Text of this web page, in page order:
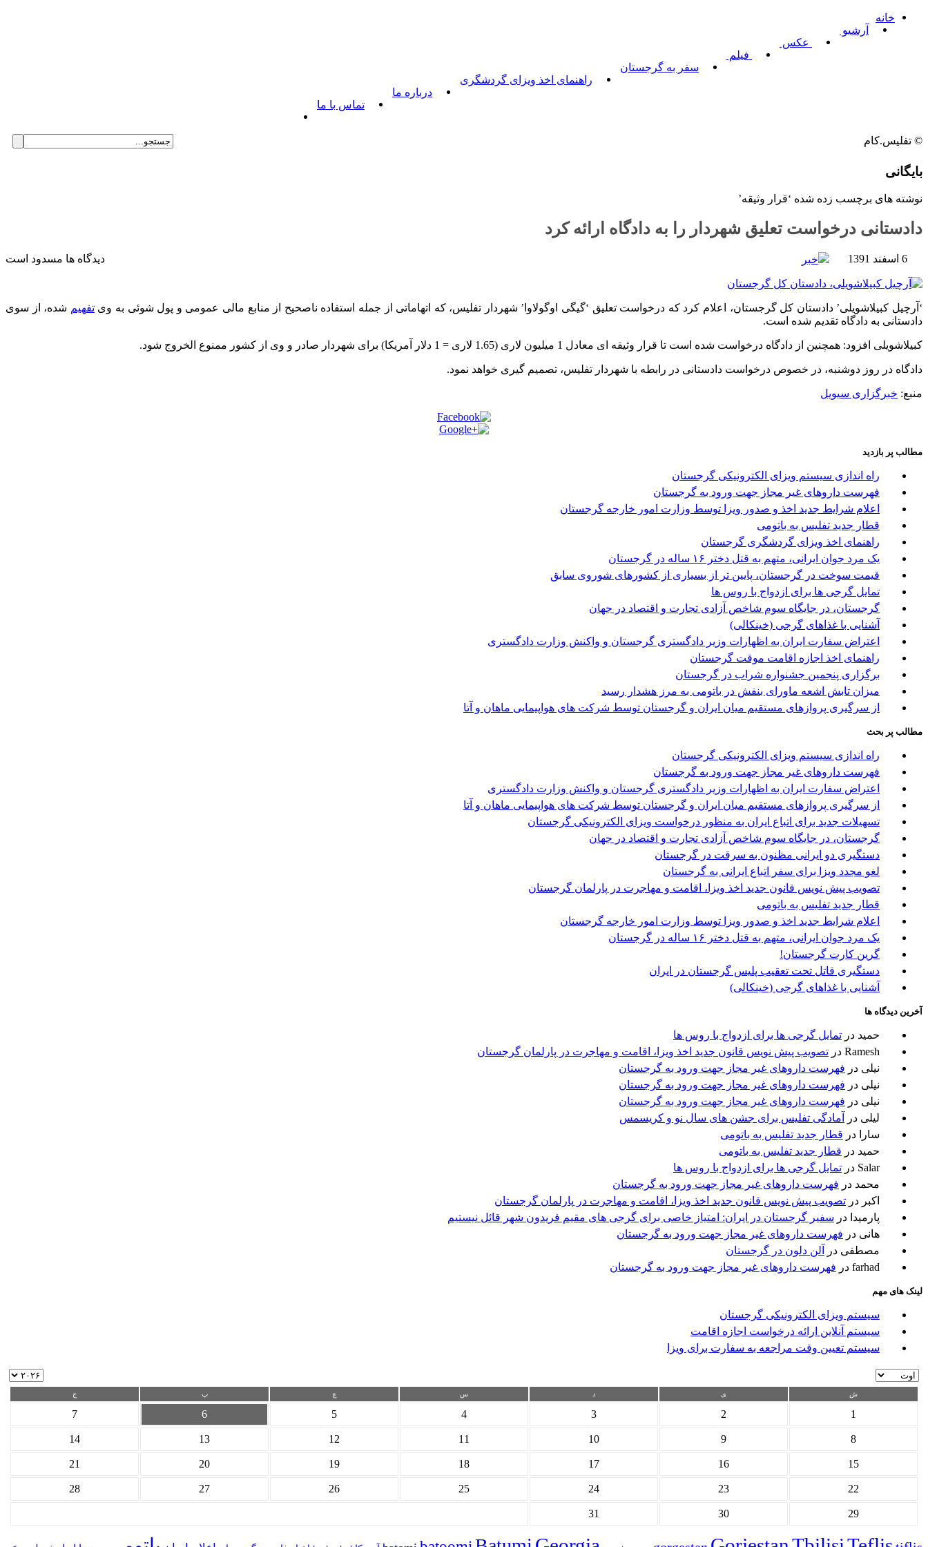
خانه
آرشیو
عکس
فیلم
سفر به گرجستان
راهنمای اخذ ویزای گردشگری
درباره ما
تماس با ما
بایگانی
نوشته های برچسب زده شده ‘قرار وثیقه’
دادستانی درخواست تعلیق شهردار را به دادگاه ارائه کرد
6 اسفند 1391 دیدگاه ها مسدود است خبر
‘آرچیل کبیلاشویلی’ دادستان کل گرجستان، اعلام کرد که درخواست تعلیق ‘گیگی اوگولاوا’ شهردار تفلیس، که اتهاماتی از جمله استفاده ناصحیح از منابع مالی عمومی و پول شوئی به ویتفهیم شده، از سوی
دادستانی به دادگاه تقدیم شده است.
کبیلاشویلی افزود: همچنین از دادگاه درخواست شده است تا قرار وثیقه ای معادل 1 میلیون لاری (1.65 لاری = 1 دلار آمریکا) برای شهردار صادر و وی از کشور ممنوع الخروج شود.
دادگاه در روز دوشنبه، در خصوص درخواست دادستانی در رابطه با شهردار تفلیس، تصمیم گیری خواهد نمود.
منبع: خبرگزاری سیویل
مطالب پر بازدید
راه اندازی سیستم ویزای الکترونیکی گرجستان
فهرست داروهای غیر مجاز جهت ورود به گرجستان
اعلام شرایط جدید اخذ و صدور ویزا توسط وزارت امور خارجه گرجستان
قطار جدید تفلیس به باتومی
راهنمای اخذ ویزای گردشگری گرجستان
یک مرد جوان ایرانی، متهم به قتل دختر ۱۶ ساله در گرجستان
قیمت سوخت در گرجستان، پایین تر از بسیاری از کشورهای شوروی سابق
تمایل گرجی ها برای ازدواج با روس ها
گرجستان، در جایگاه سوم شاخص آزادی تجارت و اقتصاد در جهان
آشنایی با غذاهای گرجی (خینکالی)
اعتراض سفارت ایران به اظهارات وزیر دادگستری گرجستان و واکنش وزارت دادگستری
راهنمای اخذ اجازه اقامت موقت گرجستان
برگزاری پنجمین جشنواره شراب در گرجستان
میزان تابش اشعه ماورای بنفش در باتومی به مرز هشدار رسید
از سرگیری پروازهای مستقیم میان ایران و گرجستان توسط شرکت های هواپیمایی ماهان و آتا
مطالب پر بحث
راه اندازی سیستم ویزای الکترونیکی گرجستان
فهرست داروهای غیر مجاز جهت ورود به گرجستان
اعتراض سفارت ایران به اظهارات وزیر دادگستری گرجستان و واکنش وزارت دادگستری
از سرگیری پروازهای مستقیم میان ایران و گرجستان توسط شرکت های هواپیمایی ماهان و آتا
تسهیلات جدید برای اتباع ایران به منظور درخواست ویزای الکترونیکی گرجستان
گرجستان، در جایگاه سوم شاخص آزادی تجارت و اقتصاد در جهان
دستگیری دو ایرانی مظنون به سرقت در گرجستان
لغو مجدد ویزا برای سفر اتباع ایرانی به گرجستان
تصویب پیش نویس قانون جدید اخذ ویزا، اقامت و مهاجرت در پارلمان گرجستان
قطار جدید تفلیس به باتومی
اعلام شرایط جدید اخذ و صدور ویزا توسط وزارت امور خارجه گرجستان
یک مرد جوان ایرانی، متهم به قتل دختر ۱۶ ساله در گرجستان
گرین کارت گرجستان!
دستگیری قاتل تحت تعقیب پلیس گرجستان در ایران
آشنایی با غذاهای گرجی (خینکالی)
آخرین دیدگاه ها
حمید در تمایل گرجی ها برای ازدواج با روس ها
Ramesh در تصویب پیش نویس قانون جدید اخذ ویزا، اقامت و مهاجرت در پارلمان گرجستان
نیلی در فهرست داروهای غیر مجاز جهت ورود به گرجستان
نیلی در فهرست داروهای غیر مجاز جهت ورود به گرجستان
نیلی در فهرست داروهای غیر مجاز جهت ورود به گرجستان
لیلی در
آمادگی تفلیس برای جشن های سال نو و کریسمس
سارا
در قطار جدید تفلیس به باتومی
حمید در قطار جدید تفلیس به باتومی
Salar در تمایل گرجی ها برای ازدواج با روس ها
محمد در فهرست داروهای غیر مجاز جهت ورود به گرجستان
اکبر در تصویب پیش نویس قانون جدید اخذ ویزا، اقامت و مهاجرت در پارلمان گرجستان
پارمیدا در سفیر گرجستان در ایران: امتیاز خاصی برای گرجی های مقیم فریدون شهر قائل نیستیم
هانی در فهرست داروهای غیر مجاز جهت ورود به گرجستان
مصطفی در
آلن دلون در گرجستان
farhad در فهرست داروهای غیر مجاز جهت ورود به گرجستان
لینک های مهم
سیستم ویزای الکترونیکی گرجستان
سیستم آنلاین ارائه درخواست اجازه اقامت
سیستم تعیین وقت مراجعه به سفارت برای ویزا
ش ی د س چ پ ج
1
2
3
4
5
6
7
8
9
10
11
12
13
14
15
16
17
18
19
20
21
22
23
24
25
26
27
28
29
30
31
© تفلیس.کام